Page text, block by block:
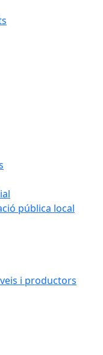
pública local
i productors